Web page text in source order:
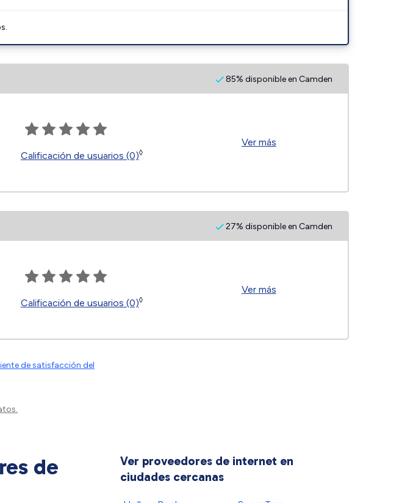
85% disponible en Camden
Calificación de usuarios (0)◊
Ver más
27% disponible en Camden
Calificación de usuarios (0)◊
Ver más
de satisfacción del
de
Ver proveedores de internet en
ciudades cercanas